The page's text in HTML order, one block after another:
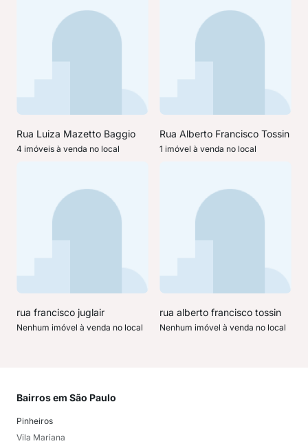
Rua Luiza Mazetto Baggio
4 imóveis à venda no local
Rua Alberto Francisco Tossin
1 imóvel à venda no local
rua francisco juglair
Nenhum imóvel à venda no local
rua alberto francisco tossin
Nenhum imóvel à venda no local
Bairros em São Paulo
Pinheiros
Vila Mariana